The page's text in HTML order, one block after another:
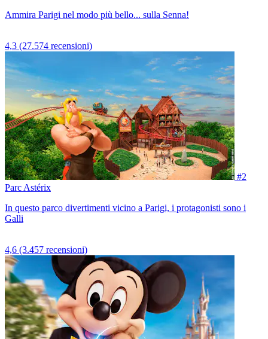
Ammira Parigi nel modo più bello... sulla Senna!
4,3 (27.574 recensioni)
#2
Parc Astérix
In questo parco divertimenti vicino a Parigi, i protagonisti sono i
Galli
4,6 (3.457 recensioni)